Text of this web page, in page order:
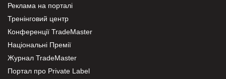
Реклама на порталі
Тренінговий центр
Конференції TradeMaster
Національні Премії
Журнал TradeMaster
Портал про Private Label